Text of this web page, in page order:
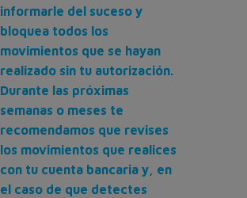
informarle del suceso y
bloquea todos los
movimientos que se hayan
realizado sin tu autorización.
Durante las próximas
semanas o meses te
recomendamos que revises
los movimientos que realices
con tu cuenta bancaria y, en
el caso de que detectes